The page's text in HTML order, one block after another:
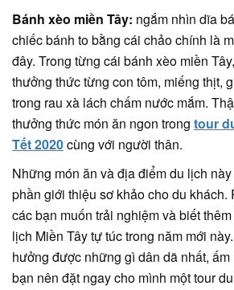
Bánh xèo miền Tây: ngắm nhìn dĩa
chiếc bánh to bằng cái chảo chính là
đây. Trong từng cái bánh xèo miền
thưởng thức từng con tôm, miếng thịt,
trong rau xà lách chấm nước mắm.
thưởng thức món ăn ngon trong tour
Tết 2020cùng với người thân.
Những món ăn và địa điểm du lịch
phần giới thiệu sơ khảo cho du khách.
các bạn muốn trải nghiệm và biết
lịch Miền Tây tự túc trong năm mới
hưởng được những gì dân dã nhất,
bạn nên đặt ngay cho mình một tour